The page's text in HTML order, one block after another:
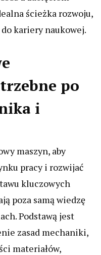
ścieżka rozwoju,
kariery naukowej.
po
i
maszyn, aby
pracy i rozwijać
kluczowych
poza samą wiedzę
Podstawą jest
zasad mechaniki,
materiałów,